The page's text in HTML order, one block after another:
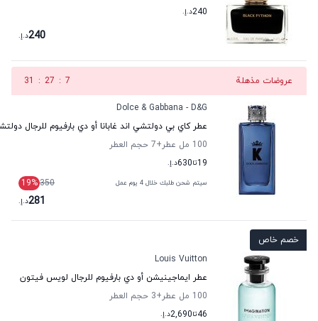
240د.إ.
240د.إ.
عروضات مذهلة 6
:
27
:
31
Dolce & Gabbana - D&G
عطر كاي بي دولتشي اند غابانا أو دي بارفيوم للرجال
100 مل عطر
+7
حجم العطر
19تا630د.إ.
سيتم شحن طلبك خلال 4 يوم عمل 350
19%
281د.إ.
خصم خاص
Louis Vuitton
عطر ايماجينيشن أو دي بارفيوم للرجال لويس فيتون
100 مل عطر
+3
حجم العطر
46تا2,690د.إ.